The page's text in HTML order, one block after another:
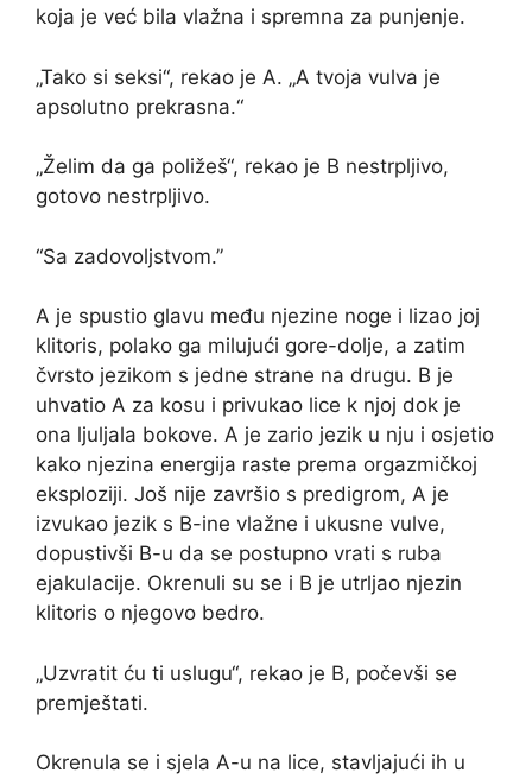
koja je već bila vlažna i spremna za punjenje.
„Tako si seksi“, rekao je A. „A tvoja vulva je
apsolutno prekrasna.“
„Želim da ga poližeš“, rekao je B nestrpljivo,
gotovo nestrpljivo.
“Sa zadovoljstvom.”
A je spustio glavu među njezine noge i lizao joj
klitoris, polako ga milujući gore-dolje, a zatim
čvrsto jezikom s jedne strane na drugu. B je
uhvatio A za kosu i privukao lice k njoj dok je
ona ljuljala bokove. A je zario jezik u nju i osjetio
kako njezina energija raste prema orgazmičkoj
eksploziji. Još nije završio s predigrom, A je
izvukao jezik s B-ine vlažne i ukusne vulve,
dopustivši B-u da se postupno vrati s ruba
ejakulacije. Okrenuli su se i B je utrljao njezin
klitoris o njegovo bedro.
„Uzvratit ću ti uslugu“, rekao je B, počevši se
premještati.
Okrenula se i sjela A-u na lice, stavljajući ih u